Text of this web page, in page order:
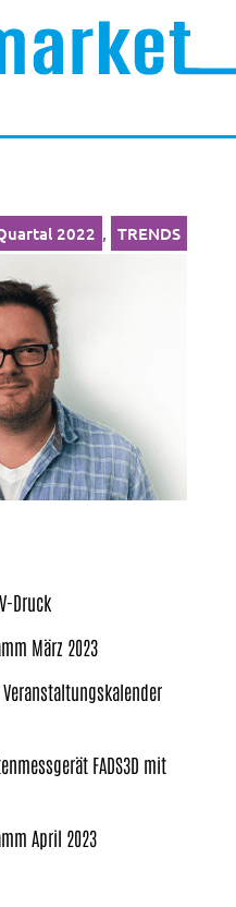
2022 , TRENDS
Druck
März 2023
Veranstaltungskalender
FADS3D mit
April 2023